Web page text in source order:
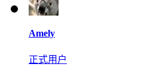
Amely
正式用户